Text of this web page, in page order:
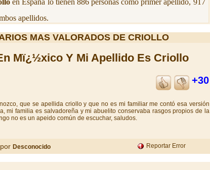
en España lo tienen 886 personas como primer apellido, 917
apellidos.
MAS VALORADOS DE CRIOLLO
Mï¿½xico Y Mi Apellido Es Criollo
+30
que se apellida criollo y que no es mi familiar me contó esa versión
mi familia es salvadoreña y mi abuelito conservaba rasgos propios de la
no es un apeido común de escuchar, saludos.
Desconocido Reportar Error